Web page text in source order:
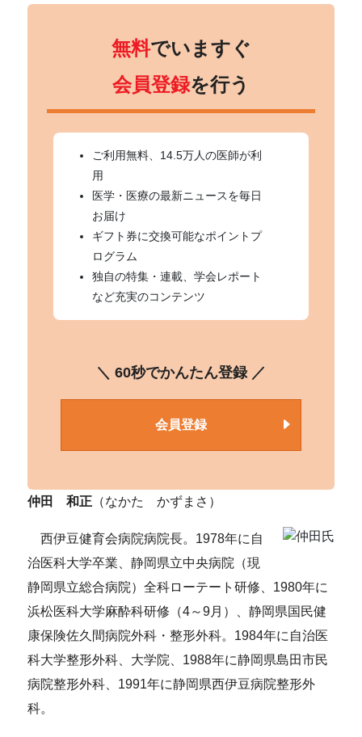
無料でいますぐ
会員登録を行う
ご利用無料、14.5万人の医師が利
用
医学・医療の最新ニュースを毎日
お届け
ギフト券に交換可能なポイントプ
ログラム
独自の特集・連載、学会レポート
など充実のコンテンツ
＼ 60秒でかんたん登録 ／
会員登録
仲田 和正 （なかた かずまさ）
西伊豆健育会病院病院長。1978年に自
治医科大学卒業、静岡県立中央病院（現
静岡県立総合病院）全科ローテート研修、1980年に
浜松医科大学麻酔科研修（4～9月）、静岡県国民健
康保険佐久間病院外科・整形外科。1984年に自治医
科大学整形外科、大学院、1988年に静岡県島田市民
病院整形外科、1991年に静岡県西伊豆病院整形外
科。